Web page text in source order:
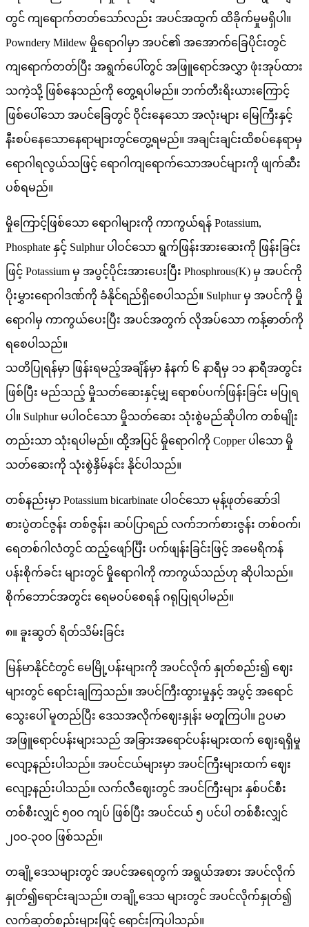
တွင် ကျရောက်တတ်သော်လည်း အပင်အထွက် ထိခိုက်မှုမရှိပါ။
Powndery Mildew မှိုရောဂါမှာ အပင်၏ အအောက်ခြေပိုင်းတွင်
ကျရောက်တတ်ပြီး အရွက်ပေါ်တွင် အဖြူရောင်အလွှာ ဖုံးအုပ်ထား
သကဲ့သို့ ဖြစ်နေသည်ကို တွေ့ရပါမည်။ ဘက်တီးရိးယားကြောင့်
ဖြစ်ပေါ်သော အပင်ခြေတွင် ဝိုင်းနေသော အလုံးများ မြေကြီးနှင့်
နီးစပ်နေသောနေရာများတွင်တွေ့ရမည်။ အချင်းချင်းထိစပ်နေရာမှ
ရောဂါရလွယ်သဖြင့် ရောဂါကျရောက်သောအပင်များကို ဖျက်ဆီး
ပစ်ရမည်။
မှိုကြောင့်ဖြစ်သော ရောဂါများကို ကာကွယ်ရန် Potassium,
Phosphate နှင့် Sulphur ပါဝင်သော ရွက်ဖြန်းအားဆေးကို ဖြန်းခြင်း
ဖြင့် Potassium မှ အပွင့်ပိုင်းအားပေးပြီး Phosphrous(K) မှ အပင်ကို
ပိုးမွှားရောဂါဒဏ်ကို ခံနိုင်ရည်ရှိစေပါသည်။ Sulphur မှ အပင်ကို မှို
ရောဂါမှ ကာကွယ်ပေးပြီး အပင်အတွက် လိုအပ်သော ကန့်ဓာတ်ကို
ရစေပါသည်။
သတိပြုရန်မှာ ဖြန်းရမည့်အချိန်မှာ နံနက် ၆ နာရီမှ ၁၁ နာရီအတွင်း
ဖြစ်ပြီး မည်သည့် မှိုသတ်ဆေးနှင့်မျှ ရောစပ်ပက်ဖြန်းခြင်း မပြုရ
ပါ။ Sulphur မပါဝင်သော မှိုသတ်ဆေး သုံးစွဲမည်ဆိုပါက တစ်မျိုး
တည်းသာ သုံးရပါမည်။ ထို့အပြင် မှိုရောဂါကို Copper ပါသော မှို
သတ်ဆေးကို သုံးစွဲနှိမ်နင်း နိုင်ပါသည်။
တစ်နည်းမှာ Potassium bicarbinate ပါဝင်သော မုန့်ဖုတ်ဆော်ဒါ
စားပွဲတင်ဇွန်း တစ်ဇွန်း၊ ဆပ်ပြာရည် လက်ဘက်စားဇွန်း တစ်ဝက်၊
ရေတစ်ဂါလံတွင် ထည့်ဖျော်င်္ပြီး ပက်ဖျန်းခြင်းဖြင့် အမေရိကန်
ပန်းစိုက်ခင်း များတွင် မှိုရောဂါကို ကာကွယ်သည်ဟု ဆိုပါသည်။
စိုက်ဘောင်အတွင်း ရေမဝပ်စေရန် ဂရုပြုရပါမည်။
၈။ ခူးဆွတ် ရိတ်သိမ်းခြင်း
မြန်မာနိုင်ငံတွင် မေမြို့ပန်းများကို အပင်လိုက် နှုတ်စည်း၍ ဈေး
များတွင် ရောင်းချကြသည်။ အပင်ကြီးထွားမှုနှင့် အပွင့် အရောင်
သွေးပေါ် မူတည်ပြီး ဒေသအလိုက်ဈေးနှုန်း မတူကြပါ။ ဥပမာ
အဖြူရောင်ပန်းများသည် အခြားအရောင်ပန်းများထက် ဈေးရရှိမှု
လျော့နည်းပါသည်။ အပင်ငယ်များမှာ အပင်ကြီးများထက် ဈေး
လျော့နည်းပါသည်။ လက်လီဈေးတွင် အပင်ကြီးများ နှစ်ပင်စီး
တစ်စီးလျှင် ၅၀ဝ ကျပ် ဖြစ်ပြီး အပင်ငယ် ၅ ပင်ပါ တစ်စီးလျှင်
၂၀ဝ-၃၀ဝ ဖြစ်သည်။
တချို့ဒေသများတွင် အပင်အရေတွက် အရွယ်အစား အပင်လိုက်
နှုတ်၍ရောင်းချသည်။ တချို့ဒေသ များတွင် အပင်လိုက်နှုတ်၍
လက်ဆုတ်စည်းများဖြင့် ရောင်းကြပါသည်။